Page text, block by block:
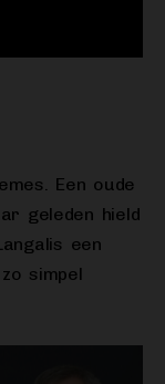
Een oude
geleden hield
een
simpel